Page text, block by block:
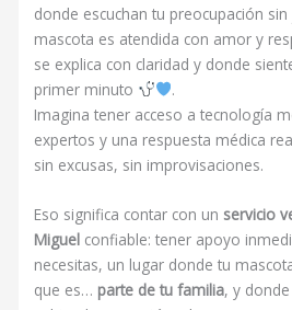
donde escuchan tu preocupación
mascota es atendida con amor y
se explica con claridad y donde
primer minuto
.
Imagina tener acceso a tecnología
expertos y una respuesta médica
sin excusas, sin improvisaciones.
Eso significa contar con un servicio
Miguel confiable: tener apoyo
necesitas, un lugar donde tu
que es… parte de tu familia, y